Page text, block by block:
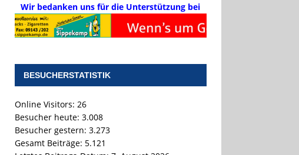
Wir bedanken uns für die Unterstützung bei
BESUCHERSTATISTIK
Online Visitors: 26
Besucher heute: 3.008
Besucher gestern: 3.273
Gesamt Beiträge: 5.121